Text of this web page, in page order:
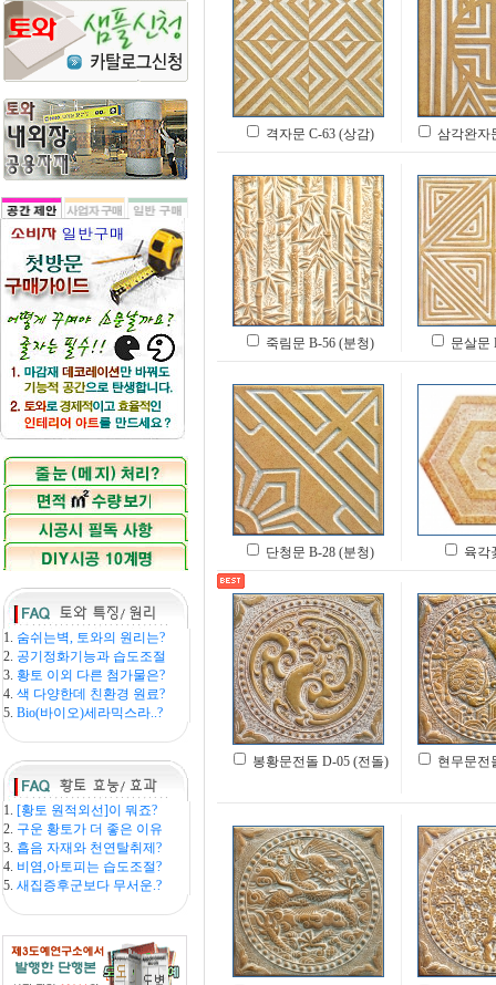
1. 숨쉬는벽, 토와의 원리는?
2. 공기정화기능과 습도조절
3.황토 이외 다른 첨가물은?
4.색 다양한데 친환경 원료?
5.Bio(바이오)세라믹스라..?
1. [황토 원적외선]이 뭐죠?
2. 구운 황토가 더 좋은 이유
3. 흡음 자재와 천연탈취제?
4. 비염,아토피는 습도조절?
5.새집증후군보다 무서운.?
격자문 C-63 (상감) 삼각완자
죽림문 B-56 (분청) 문살문
단청문 B-28 (분청) 육각
봉황문전돌 D-05 (전돌) 현무문전